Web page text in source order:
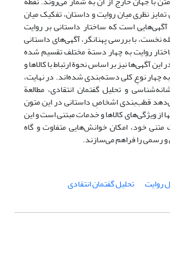
نظری میان روایت و داستان، تفکیک میان
آگهی‌هایی است که ساختار داستانی بر روایت
نخست، با بررسی پهنانگر، آگهی‌های داستانی
روایت به چهار دستة مختلف تقسیم شده
آگهی‌ها نیز بر اساس نحوة ارتباط با کالاها و
چهار نوعِ کلی دسته‌بندی شده‌اند. در نهایت،
و تحلیل گفتمان انتقادی، مطالعة
قطب‌بندی اشخاصِ داستانی در این متون
از ویژگی‌های کالاها و خدمات مبتنی است و این
متنی خود، امکان خوانش‌هایی متفاوت و گاه
و رسمی را فراهم می‌سازند.
روایت تحلیل گفتمان انتقادی